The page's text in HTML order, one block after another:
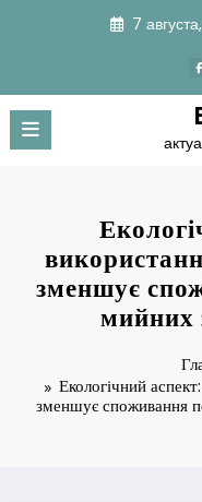
7
зменшує
мийних
Екологічний
зменшує споживання